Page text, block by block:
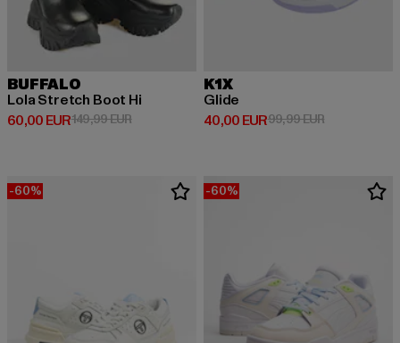
BUFFALO
Lola Stretch Boot Hi
60,00 EUR
Derzeitiger Preis: 60,00 EUR
149,99 EURAktionspreis: 149,99 EUR
K1X
Glide
40,00 EUR
Derzeitiger Preis: 40,00 EUR
99,99 EURAktionspreis:
-60% -60%